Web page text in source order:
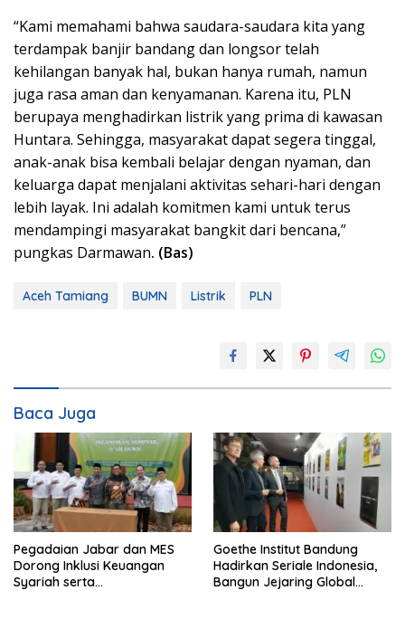
“Kami memahami bahwa saudara-saudara kita yang
terdampak banjir bandang dan longsor telah
kehilangan banyak hal, bukan hanya rumah, namun
juga rasa aman dan kenyamanan. Karena itu, PLN
berupaya menghadirkan listrik yang prima di kawasan
Huntara. Sehingga, masyarakat dapat segera tinggal,
anak-anak bisa kembali belajar dengan nyaman, dan
keluarga dapat menjalani aktivitas sehari-hari dengan
lebih layak. Ini adalah komitmen kami untuk terus
mendampingi masyarakat bangkit dari bencana,”
pungkas Darmawan. (Bas)
Aceh Tamiang BUMN Listrik PLN
Baca Juga
Pegadaian Jabar dan MES
Dorong Inklusi Keuangan
Syariah serta
Goethe Institut Bandung
Hadirkan Seriale Indonesia,
Bangun Jejaring Global